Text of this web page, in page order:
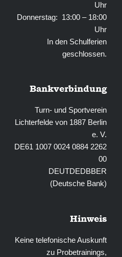
Uhr
Donnerstag: 13:00 – 18:00
Uhr
In den Schulferien
geschlossen.
Bankverbindung
Turn- und Sportverein
Lichterfelde von 1887 Berlin
e. V.
DE61 1007 0024 0884 2262
00
DEUTDEDBBER
(Deutsche Bank)
Hinweis
Keine telefonische Auskunft
zu Probetrainings,